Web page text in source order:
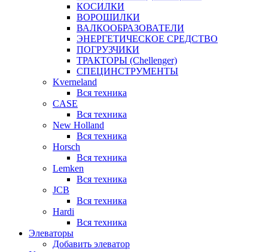
КОСИЛКИ
ВОРОШИЛКИ
ВАЛКООБРАЗОВАТЕЛИ
ЭНЕРГЕТИЧЕСКОЕ СРЕДСТВО
ПОГРУЗЧИКИ
ТРАКТОРЫ (Chellenger)
СПЕЦИНСТРУМЕНТЫ
Kverneland
Вся техника
CASE
Вся техника
New Holland
Вся техника
Horsch
Вся техника
Lemken
Вся техника
JCB
Вся техника
Hardi
Вся техника
Элеваторы
Добавить элеватор